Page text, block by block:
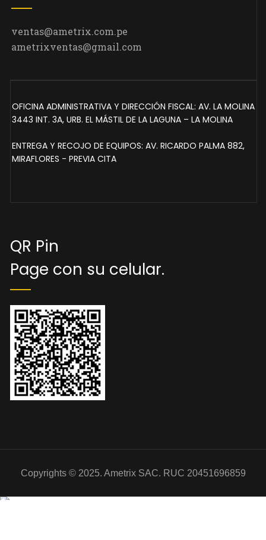
ventas@ametrix.com.pe
ametrixventas@gmail.com
OFICINA ADMINISTRATIVA Y DIRECCIÓN FISCAL: AV. LA MOLINA
3443 INT. 3A, URB. EL MÁSTIL DE LA LAGUNA – LA MOLINA
ENTREGA Y RECOJO DE EQUIPOS: AV. RICARDO PALMA 882,
MIRAFLORES - PREVIA CITA
QR Pin
Page con su celular.
Copyrights © 2025. Ametrix SAC. RUC 20451696859